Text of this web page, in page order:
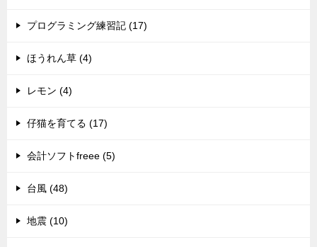
プログラミング練習記 (17)
ほうれん草 (4)
レモン (4)
仔猫を育てる (17)
会計ソフトfreee (5)
台風 (48)
地震 (10)